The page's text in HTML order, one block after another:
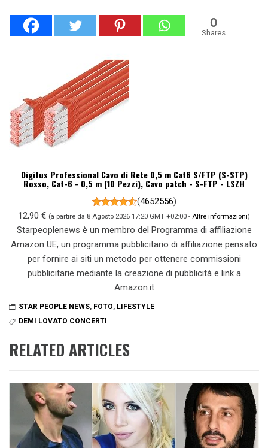
0
Shares
Digitus Professional Cavo di Rete 0,5 m Cat6 S/FTP (S-STP)
Rosso, Cat-6 - 0,5 m (10 Pezzi), Cavo patch - S-FTP - LSZH
(4652556)
12,90 € (a partire da 8 Agosto 2026 17:20 GMT +02:00 - Altre informazioni)
Starpeoplenews è un membro del Programma di affiliazione
Amazon UE, un programma pubblicitario di affiliazione pensato
per fornire ai siti un metodo per ottenere commissioni
pubblicitarie mediante la creazione di pubblicità e link a
Amazon.it
STAR PEOPLE NEWS, FOTO, LIFESTYLE
DEMI LOVATO CONCERTI
RELATED ARTICLES